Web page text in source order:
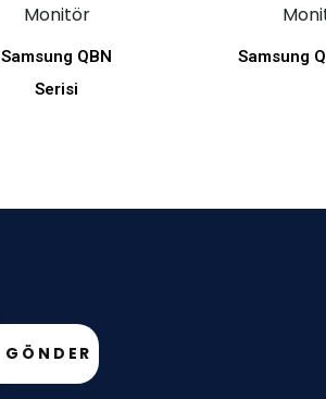
Monitör
Samsung QBN
Serisi
Samsung
GÖNDER